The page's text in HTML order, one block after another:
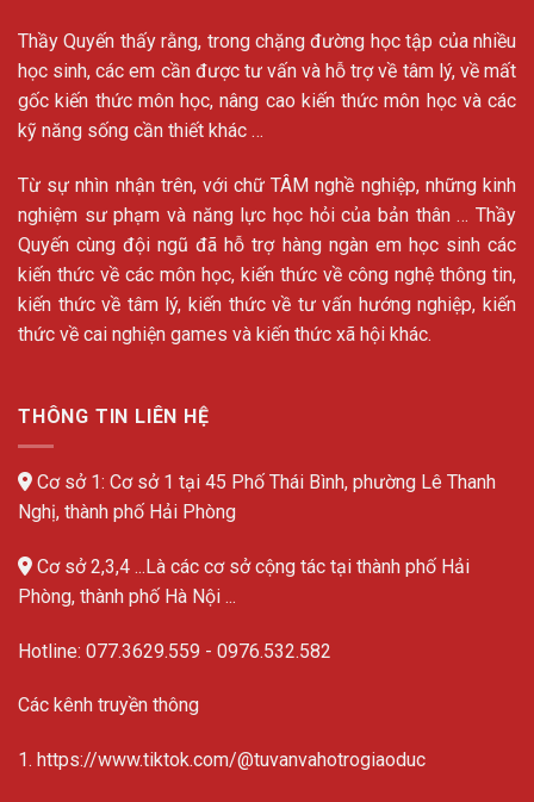
Thầy Quyến thấy rằng, trong chặng đường học tập của nhiều
học sinh, các em cần được tư vấn và hỗ trợ về tâm lý, về mất
gốc kiến thức môn học, nâng cao kiến thức môn học và các
kỹ năng sống cần thiết khác …
Từ sự nhìn nhận trên, với chữ TÂM nghề nghiệp, những kinh
nghiệm sư phạm và năng lực học hỏi của bản thân … Thầy
Quyến cùng đội ngũ đã hỗ trợ hàng ngàn em học sinh các
kiến thức về các môn học, kiến thức về công nghệ thông tin,
kiến thức về tâm lý, kiến thức về tư vấn hướng nghiệp, kiến
thức về cai nghiện games và kiến thức xã hội khác.
THÔNG TIN LIÊN HỆ
Cơ sở 1: Cơ sở 1 tại 45 Phố Thái Bình, phường Lê Thanh
Nghị, thành phố Hải Phòng
Cơ sở 2,3,4 ...Là các cơ sở cộng tác tại thành phố Hải
Phòng, thành phố Hà Nội ...
Hotline: 077.3629.559 - 0976.532.582
Các kênh truyền thông
1. https://www.tiktok.com/@tuvanvahotrogiaoduc